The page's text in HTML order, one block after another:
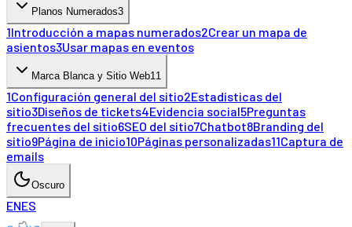
Planos Numerados3
1Introducción a mapas numerados2Crear un mapa de
asientos3Usar mapas en eventos
Marca Blanca y Sitio Web11
1Configuración general del sitio2Estadísticas del
sitio3Diseños de tickets4Evidencia social5Preguntas
frecuentes del sitio6SEO del sitio7Chatbot8Branding del
sitio9Página de inicio10Páginas personalizadas11Captura de
emails
Oscuro
ENES